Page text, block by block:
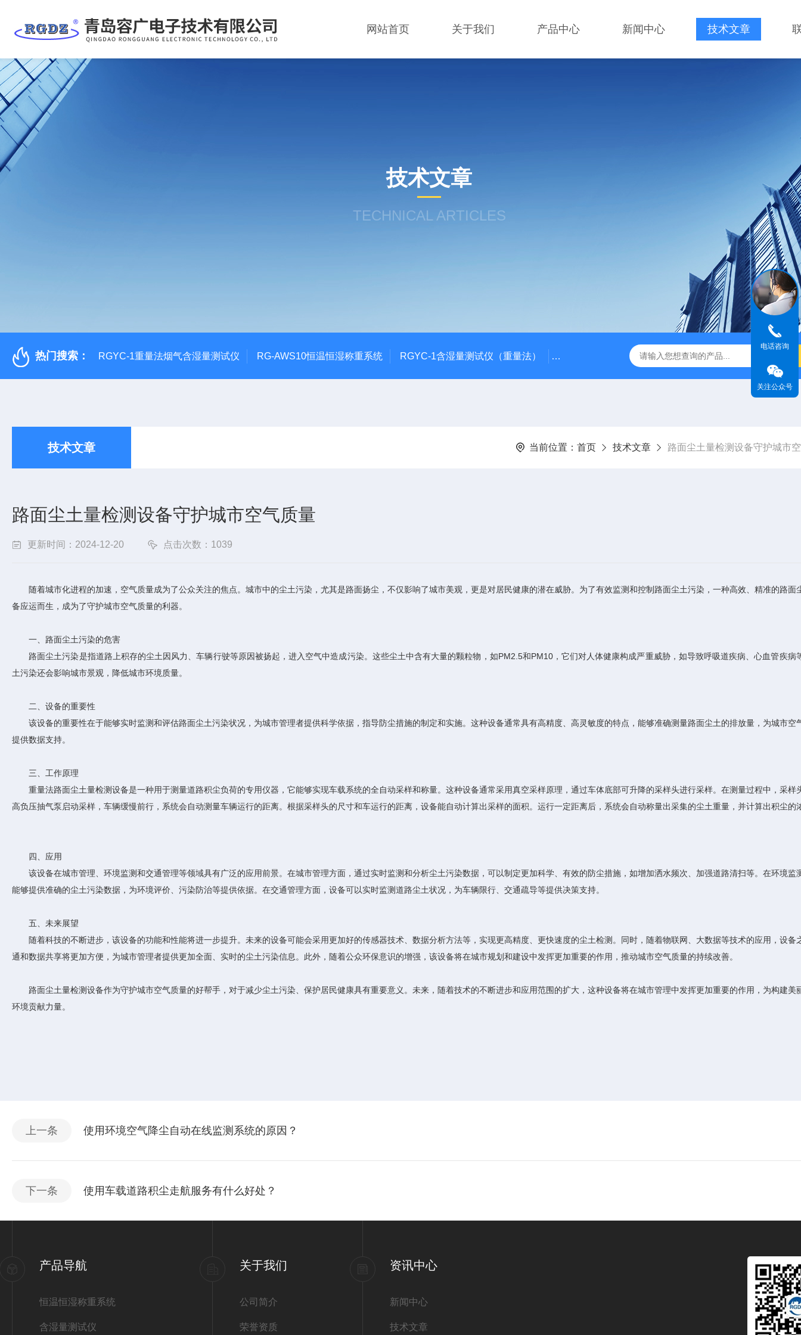
网站首页 关于我们 产品中心 新闻中心 技术文章
技术文章
TECHNICAL ARTICLES
热门搜索： RGYC-1重量法烟气含湿量测试仪 RG-AWS10恒温恒湿称重系统 RGYC-1含湿量测试仪（重量法） RG-AWS12低浓度采样头称重系统 RGK-300容广便
技术文章 当前位置： 首页 技术文章 路面尘土量检测设备守护城市
路面尘土量检测设备守护城市空气质量
更新时间：2024-12-20 点击次数：1039
随着城市化进程的加速，空气质量成为了公众关注的焦点。城市中的尘土污染，尤其是路面扬尘，不仅影响了城市美观，更是对居民健康的潜在威胁。为了有效监测和控制路面尘土污染，一种高效、精准的路面
备应运而生，成为了守护城市空气质量的利器。
一、路面尘土污染的危害
路面尘土污染是指道路上积存的尘土因风力、车辆行驶等原因被扬起，进入空气中造成污染。这些尘土中含有大量的颗粒物，如PM2.5和PM10，它们对人体健康构成严重威胁，如导致呼吸道疾病、心血管疾病
土污染还会影响城市景观，降低城市环境质量。
二、设备的重要性
该设备的重要性在于能够实时监测和评估路面尘土污染状况，为城市管理者提供科学依据，指导防尘措施的制定和实施。这种设备通常具有高精度、高灵敏度的特点，能够准确测量路面尘土的排放量，为城市空
提供数据支持。
三、工作原理
重量法路面尘土量检测设备是一种用于测量道路积尘负荷的专用仪器，它能够实现车载系统的全自动采样和称量。这种设备通常采用真空采样原理，通过车体底部可升降的采样头进行采样。在测量过程中，采样
高负压抽气泵启动采样，车辆缓慢前行，系统会自动测量车辆运行的距离。根据采样头的尺寸和车运行的距离，设备能自动计算出采样的面积。运行一定距离后，系统会自动称量出采集的尘土重量，并计算出积尘的
四、应用
该设备在城市管理、环境监测和交通管理等领域具有广泛的应用前景。在城市管理方面，通过实时监测和分析尘土污染数据，可以制定更加科学、有效的防尘措施，如增加洒水频次、加强道路清扫等。在环境监
能够提供准确的尘土污染数据，为环境评价、污染防治等提供依据。在交通管理方面，设备可以实时监测道路尘土状况，为车辆限行、交通疏导等提供决策支持。
五、未来展望
随着科技的不断进步，该设备的功能和性能将进一步提升。未来的设备可能会采用更加好的传感器技术、数据分析方法等，实现更高精度、更快速度的尘土检测。同时，随着物联网、大数据等技术的应用，设备
通和数据共享将更加方便，为城市管理者提供更加全面、实时的尘土污染信息。此外，随着公众环保意识的增强，该设备将在城市规划和建设中发挥更加重要的作用，推动城市空气质量的持续改善。
路面尘土量检测设备作为守护城市空气质量的好帮手，对于减少尘土污染、保护居民健康具有重要意义。未来，随着技术的不断进步和应用范围的扩大，这种设备将在城市管理中发挥更加重要的作用，为构建美
环境贡献力量。
上一条 使用环境空气降尘自动在线监测系统的原因？
下一条 使用车载道路积尘走航服务有什么好处？
产品导航
恒温恒湿称重系统
含湿量测试仪
关于我们
公司简介
荣誉资质
资讯中心
新闻中心
技术文章
电话咨询
关注公众号